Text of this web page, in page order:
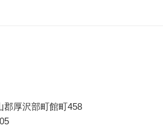
郡厚沢部町館町458